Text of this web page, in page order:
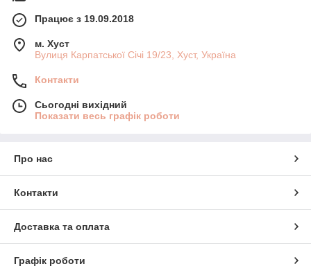
Працює з 19.09.2018
м. Хуст
Вулиця Карпатської Січі 19/23, Хуст, Україна
Контакти
Сьогодні вихідний
Показати весь графік роботи
Про нас
Контакти
Доставка та оплата
Графік роботи